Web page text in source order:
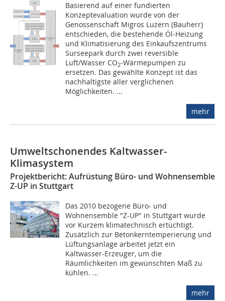
Basierend auf einer fundierten
Konzeptevaluation wurde von der
Genossenschaft Migros Luzern (Bauherr)
entschieden, die bestehende Öl-Heizung
und Klimatisierung des Einkaufszentrums
Surseepark durch zwei reversible
Luft/Wasser CO2-Wärmepumpen zu
ersetzen. Das gewählte Konzept ist das
nachhaltigste aller verglichenen
Möglichkeiten. ...
mehr
Umweltschonendes Kaltwasser-
Klimasystem
Projektbericht: Aufrüstung Büro- und Wohnensemble
Z-UP in Stuttgart
Das 2010 bezogene Büro- und
Wohnensemble "Z-UP" in Stuttgart wurde
vor Kurzem klimatechnisch ertüchtigt.
Zusätzlich zur Betonkerntemperierung und
Lüftungsanlage arbeitet jetzt ein
Kaltwasser-Erzeuger, um die
Räumlichkeiten im gewünschten Maß zu
kühlen. ...
mehr